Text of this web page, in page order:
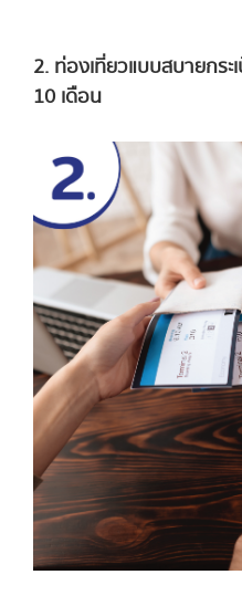
2. ท่องเที่ยวแบบสบายกร
10 เดือน